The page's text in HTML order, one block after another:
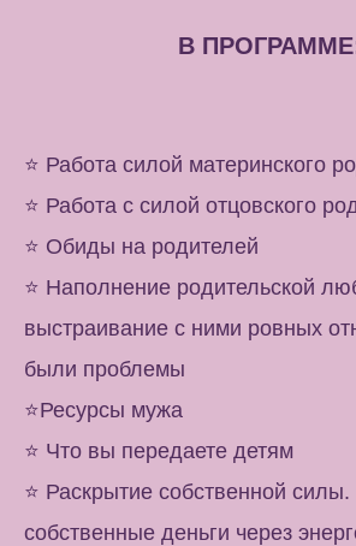
В
⭐️ Работа силой материнского
⭐️ Работа с силой отцовского
⭐️ Обиды на родителей
⭐️ Наполнение родительской
выстраивание с ними ровных
были проблемы
⭐️Ресурсы мужа
⭐️ Что вы передаете детям
⭐️ Раскрытие собственной
собственные деньги через